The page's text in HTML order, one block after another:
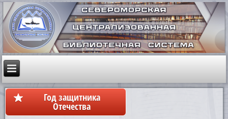
Год защитника
Отечества